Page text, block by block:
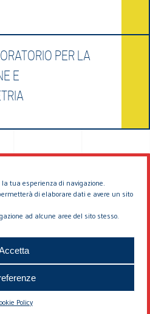
tua esperienza di navigazione.
di elaborare dati e avere un sito
ad alcune aree del sito stesso.
Policy
PER LA
E
EDDYBURG